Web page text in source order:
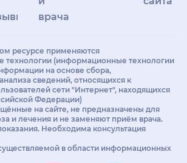
врачам
ресурсе применяются
технологии (информационные технологии
на основе сбора,
сведений, относящихся к
сети "Интернет", находящихся
Федерации)
на сайте, не предназначены для
и лечения и не заменяют приём врача.
Необходима консультация
в области информационных